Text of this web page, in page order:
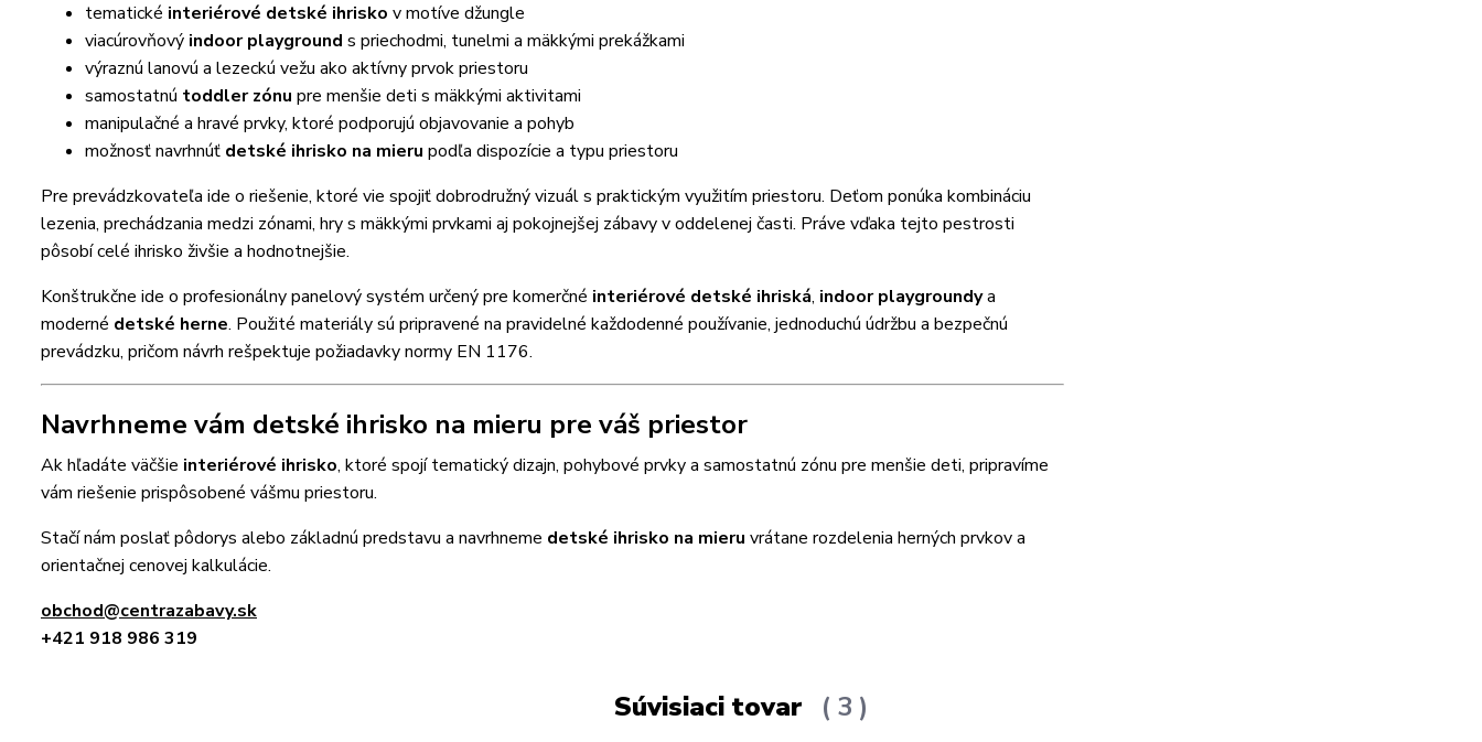
tematické interiérové detské ihrisko v motíve džungle
viacúrovňový indoor playground s priechodmi, tunelmi a mäkkými prekážkami
výraznú lanovú a lezeckú vežu ako aktívny prvok priestoru
samostatnú toddler zónu pre menšie deti s mäkkými aktivitami
manipulačné a hravé prvky, ktoré podporujú objavovanie a pohyb
možnosť navrhnúť detské ihrisko na mieru podľa dispozície a typu priestoru
Pre prevádzkovateľa ide o riešenie, ktoré vie spojiť dobrodružný vizuál s praktickým využitím priestoru. Deťom ponúka kombináciu
lezenia, prechádzania medzi zónami, hry s mäkkými prvkami aj pokojnejšej zábavy v oddelenej časti. Práve vďaka tejto pestrosti
pôsobí celé ihrisko živšie a hodnotnejšie.
Konštrukčne ide o profesionálny panelový systém určený pre komerčné interiérové detské ihriská, indoor playgroundya
moderné detské herne. Použité materiály sú pripravené na pravidelné každodenné používanie, jednoduchú údržbu a bezpečnú
prevádzku, pričom návrh rešpektuje požiadavky normy EN 1176.
Navrhneme vám detské ihrisko na mieru pre váš priestor
Ak hľadáte väčšie interiérové ihrisko, ktoré spojí tematický dizajn, pohybové prvky a samostatnú zónu pre menšie deti, pripravíme
vám riešenie prispôsobené vášmu priestoru.
Stačí nám poslať pôdorys alebo základnú predstavu a navrhneme detské ihrisko na mieru vrátane rozdelenia herných prvkov a
orientačnej cenovej kalkulácie.
obchod@centrazabavy.sk
+421 918 986 319
Súvisiaci tovar 3